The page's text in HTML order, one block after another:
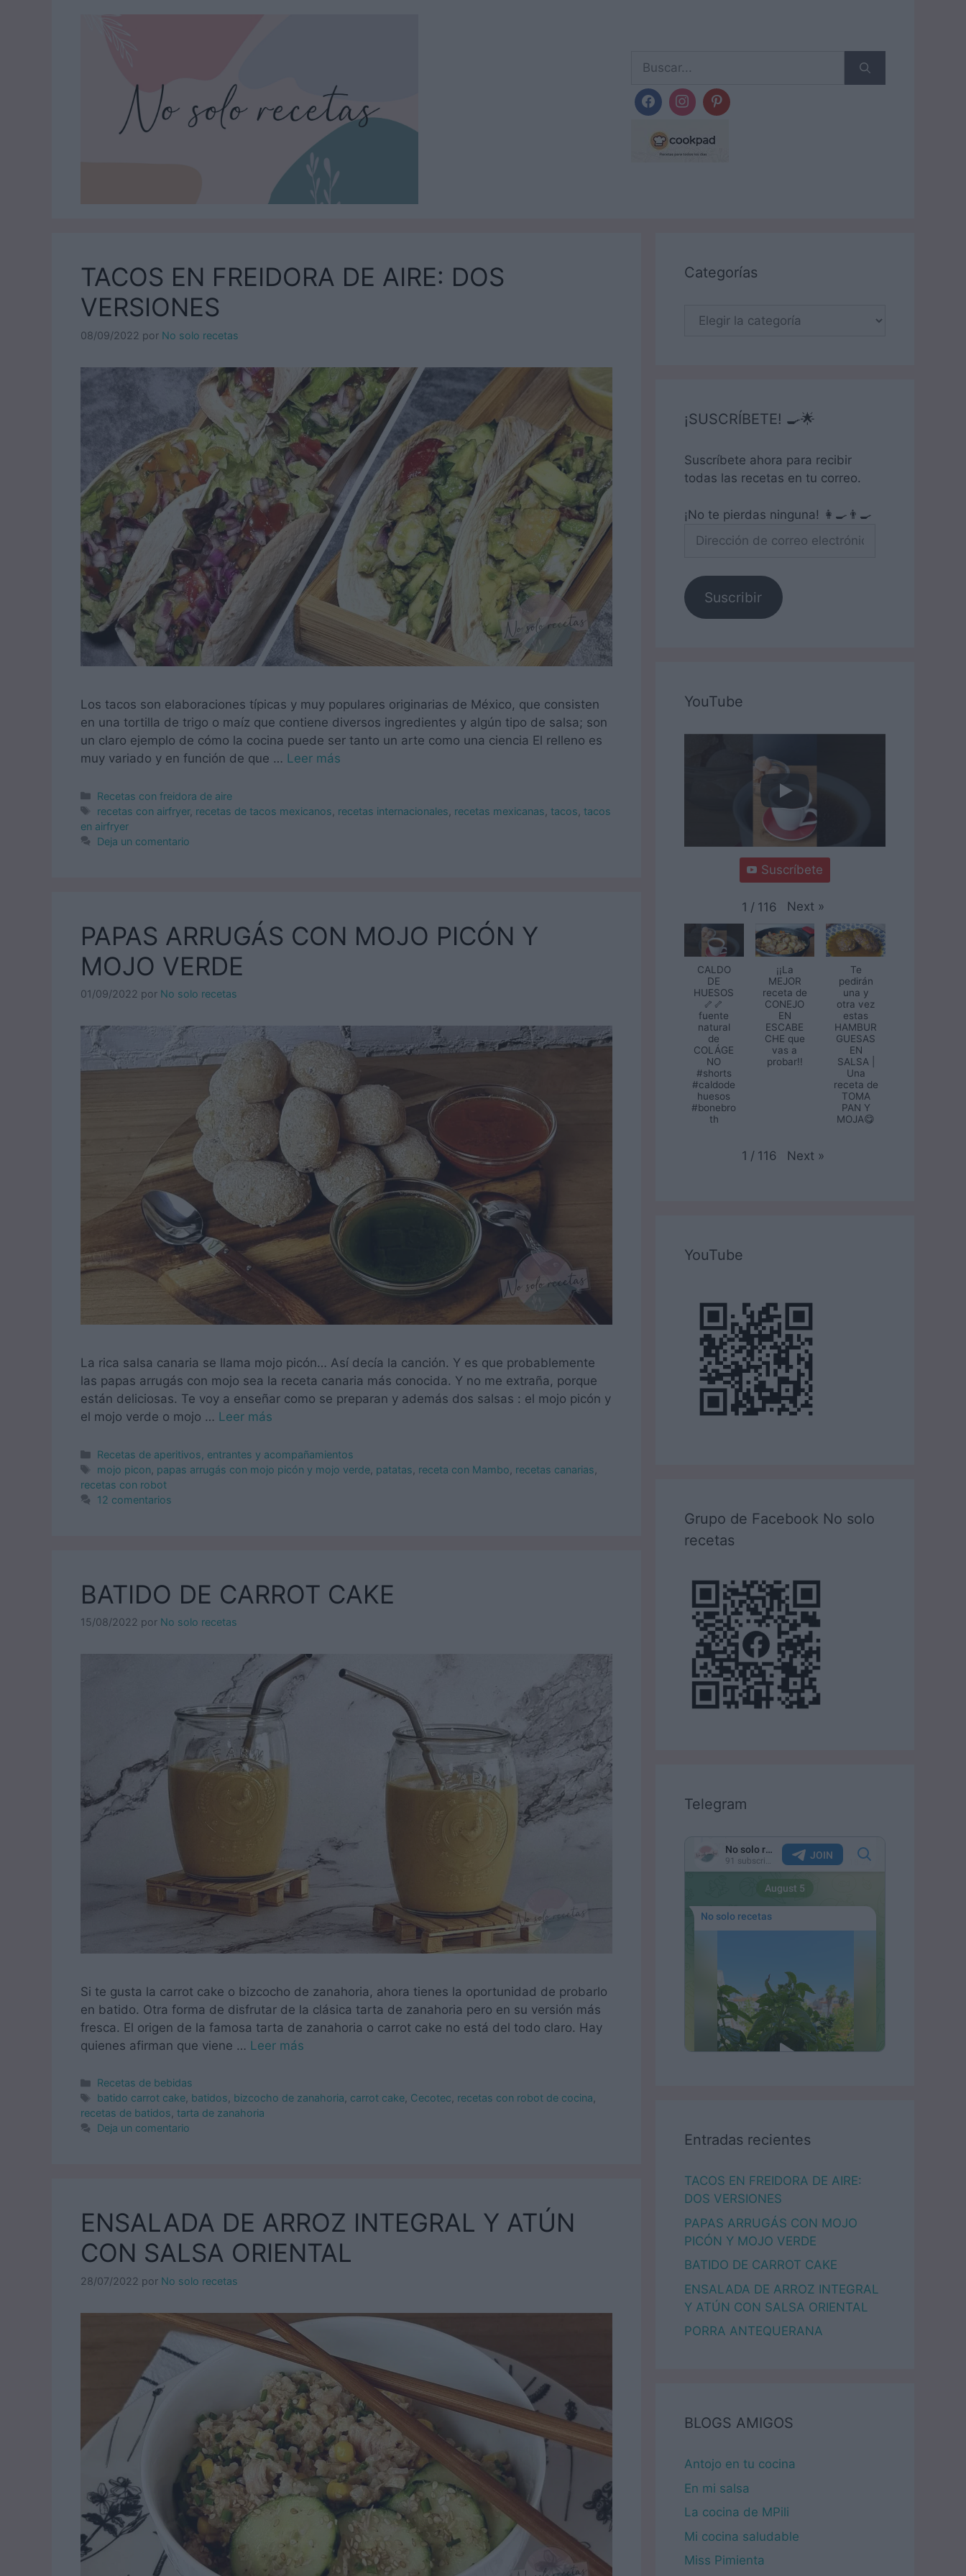
TACOS EN FREIDORA DE AIRE: DOS
VERSIONES
08/09/2022 por No solo recetas
Los tacos son elaboraciones típicas y muy populares originarias de México, que consisten
en una tortilla de trigo o maíz que contiene diversos ingredientes y algún tipo de salsa; son
un claro ejemplo de cómo la cocina puede ser tanto un arte como una ciencia El relleno es
muy variado y en función de que … Leer más
Categorías
Recetas con freidora de aire
Etiquetas
recetas con airfryer, recetas de tacos mexicanos recetas internacionales recetas mexicanas ,tacos ,tacos
en airfryer
Deja un comentario
PAPAS ARRUGÁS CON MOJO PICÓN Y
MOJO VERDE
01/09/2022 por No solo recetas
La rica salsa canaria se llama mojo picón… Así decía la canción. Y es que probablemente
las papas arrugás con mojo sea la receta canaria más conocida. Y no me extraña, porque
están deliciosas. Te voy a enseñar como se preparan y además dos salsas : el mojo picón y
el mojo verde o mojo … Leer más
Categorías
Recetas de aperitivos, entrantes y acompañamientos
Etiquetas
mojo picon papas arrugás con mojo picón y mojo verde patatas receta con Mambo recetas canarias
recetas con robot
12 comentarios
BATIDO DE CARROT CAKE
15/08/2022 por No solo recetas
Si te gusta la carrot cake o bizcocho de zanahoria, ahora tienes la oportunidad de probarlo
en batido. Otra forma de disfrutar de la clásica tarta de zanahoria pero en su versión más
fresca. El origen de la famosa tarta de zanahoria o carrot cake no está del todo claro. Hay
quienes afirman que viene … Leer más
Categorías
Recetas de bebidas
Etiquetas
batido carrot cake batidos bizcocho de zanahoria carrot cake Cecotec recetas con robot de cocina
recetas de batidos tarta de zanahoria
Deja un comentario
ENSALADA DE ARROZ INTEGRAL Y ATÚN
CON SALSA ORIENTAL
28/07/2022 por No solo recetas
Categorías
Categorías
¡SUSCRÍBETE! 🍳🌟
Suscríbete ahora para recibir
todas las recetas en tu correo.
¡No te pierdas ninguna! 👩‍🍳👨‍🍳
de
electrónico
Suscribir
YouTube
Suscríbete
1 / 116 Next »
CALDO
DE
HUESOS
🦴🦴
fuente
natural
de
COLÁGE
NO
#shorts
#caldode
huesos
#bonebro
th
¡¡La
MEJOR
receta de
CONEJO
EN
ESCABE
CHE que
vas a
probar!!
Te
pedirán
una y
otra vez
estas
HAMBUR
GUESAS
EN
SALSA |
Una
receta de
TOMA
PAN Y
MOJA😋
1 / 116 Next »
YouTube
Grupo de Facebook No solo
recetas
Telegram
Entradas recientes
TACOS EN FREIDORA DE AIRE:
DOS VERSIONES
PAPAS ARRUGÁS CON MOJO
PICÓN Y MOJO VERDE
BATIDO DE CARROT CAKE
ENSALADA DE ARROZ INTEGRAL
Y ATÚN CON SALSA ORIENTAL
PORRA ANTEQUERANA
BLOGS AMIGOS
Antojo en tu cocina
En mi salsa
La cocina de MPili
Mi cocina saludable
Miss Pimienta